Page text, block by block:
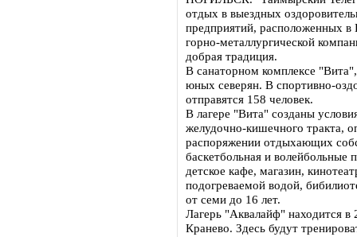
отдых в выездных
предприятий, расположенных
горно-металлургической
добрая традиция.
В санаторном комплексе
юных северян. В спортивно-
отправятся 158 человек.
В лагере "Вита" созданы
желудочно-кишечного тракта,
распоряжении отдыхающих
баскетбольная и волейбольные
детское кафе, магазин,
подогреваемой водой,
от семи до 16 лет.
Лагерь "Аквалайф" находится в
Кранево. Здесь будут